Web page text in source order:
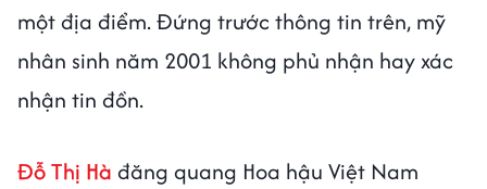
một địa điểm. Đứng trước thông tin trên, mỹ
nhân sinh năm 2001 không phủ nhận hay xác
nhận tin đồn.
Đỗ Thị Hà đăng quang Hoa hậu Việt Nam